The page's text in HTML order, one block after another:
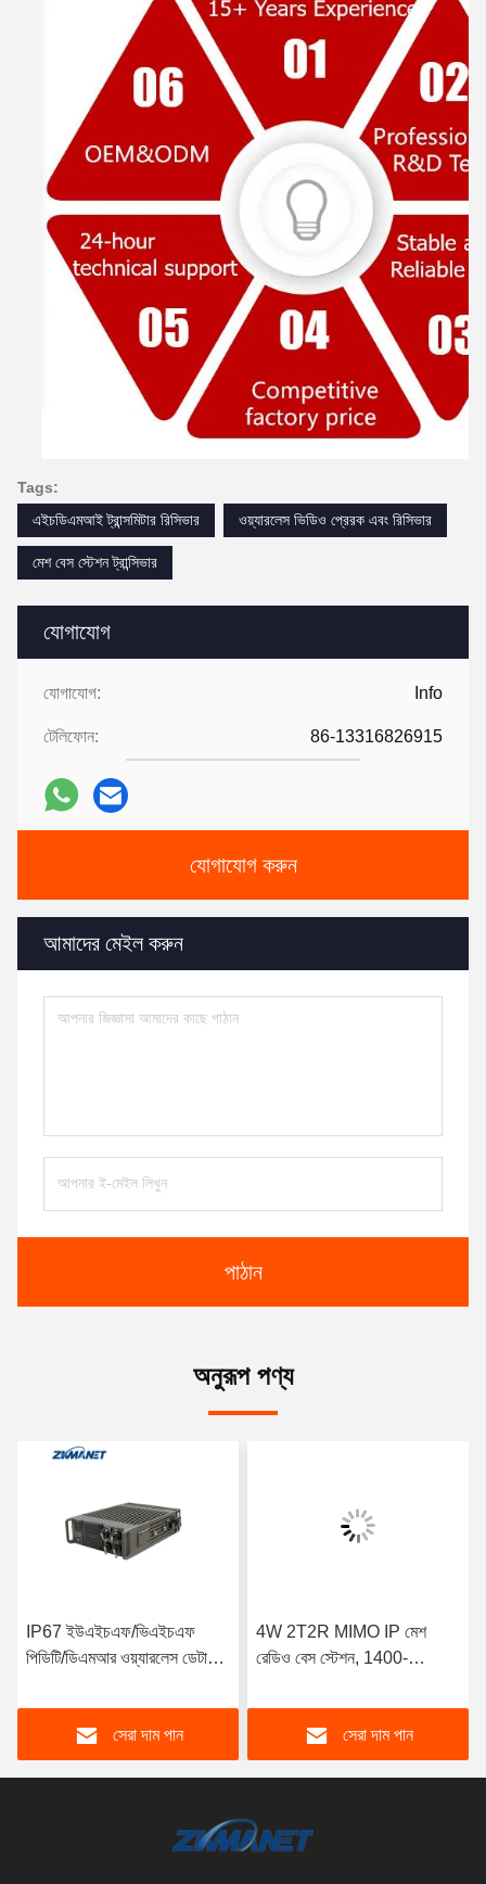
যোগাযোগ
যোগাযোগ: Info
টেলিফোন: 86-13316826915
যোগাযোগ করুন
আমাদের মেইল ​​করুন
পাঠান
Tags:
এইচডিএমআই ট্রান্সমিটার রিসিভার
ওয়্যারলেস ভিডিও প্রেরক এবং রিসিভার
মেশ বেস স্টেশন ট্রান্সিভার
অনুরূপ পণ্য
IP67 ইউএইচএফ/ভিএইচএফ
পিডিটি/ডিএমআর ওয়্যারলেস ডেটা
Mesh রেডিও জন্য
সেরা দাম পান
4W 2T2R MIMO IP মেশ
রেডিও বেস স্টেশন, 1400-
82Mbps ডেটা রেট এবং IP67
মজবুত আবাসন
সেরা দাম পান